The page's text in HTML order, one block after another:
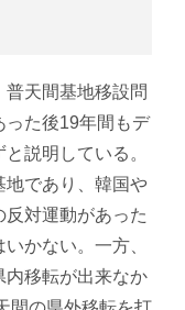
天間基地移設問
った後19年間もデ
説明している。
地であり、韓国や
対運動があった
かない。一方、
内移転が出来なか